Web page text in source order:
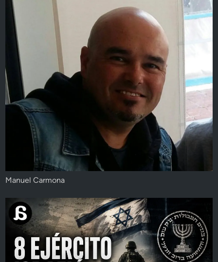
Manuel Carmona